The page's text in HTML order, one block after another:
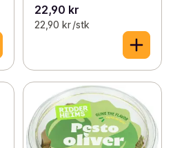
22,90 kr
22,90 kr /stk